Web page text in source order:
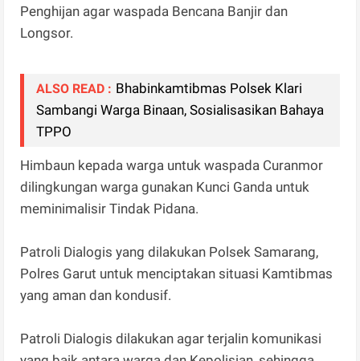
Penghijan agar waspada Bencana Banjir dan
Longsor.
ALSO READ : Bhabinkamtibmas Polsek Klari
Sambangi Warga Binaan, Sosialisasikan Bahaya
TPPO
Himbaun kepada warga untuk waspada Curanmor
dilingkungan warga gunakan Kunci Ganda untuk
meminimalisir Tindak Pidana.
Patroli Dialogis yang dilakukan Polsek Samarang,
Polres Garut untuk menciptakan situasi Kamtibmas
yang aman dan kondusif.
Patroli Dialogis dilakukan agar terjalin komunikasi